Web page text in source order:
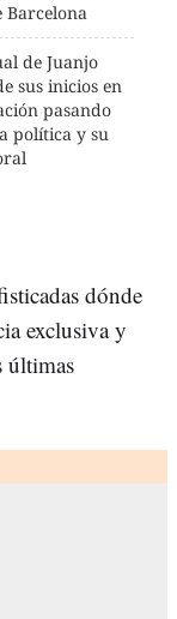
Barcelona
de Juanjo
sus inicios en
pasando
política y su
dónde
exclusiva y
últimas